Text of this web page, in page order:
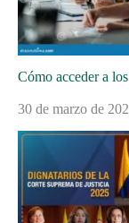
Cómo acceder a
30 de marzo de